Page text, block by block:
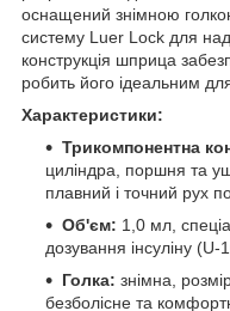
оснащений знімною
систему Luer Lock для
конструкція шприца
робить його ідеальним
Характеристики:
Трикомпонентна
циліндра, поршня та
плавний і точний рух
Об'єм: 1,0 мл,
дозування інсуліну (U-
Голка: знімна,
безболісне та